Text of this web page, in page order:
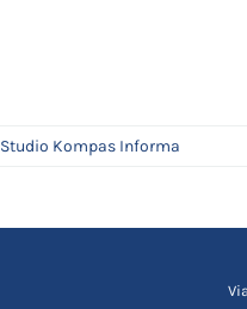
Studio Kompas Informa